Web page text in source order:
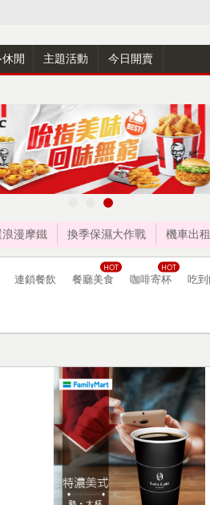
休閒 主題活動 今日開賣
漫摩鐵 換季保濕大作戰 機車出租
連鎖餐飲 餐廳美食 咖啡寄杯 吃